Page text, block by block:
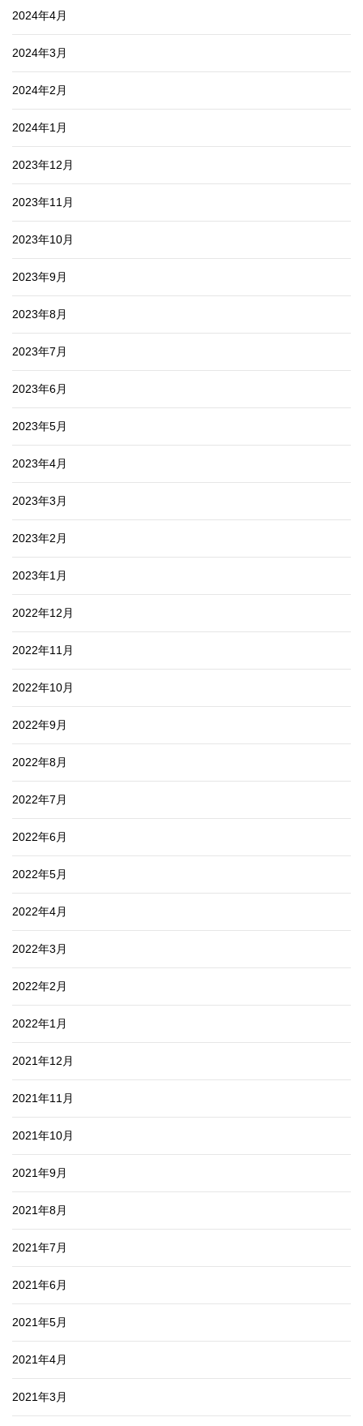
2024年4月
2024年3月
2024年2月
2024年1月
2023年12月
2023年11月
2023年10月
2023年9月
2023年8月
2023年7月
2023年6月
2023年5月
2023年4月
2023年3月
2023年2月
2023年1月
2022年12月
2022年11月
2022年10月
2022年9月
2022年8月
2022年7月
2022年6月
2022年5月
2022年4月
2022年3月
2022年2月
2022年1月
2021年12月
2021年11月
2021年10月
2021年9月
2021年8月
2021年7月
2021年6月
2021年5月
2021年4月
2021年3月